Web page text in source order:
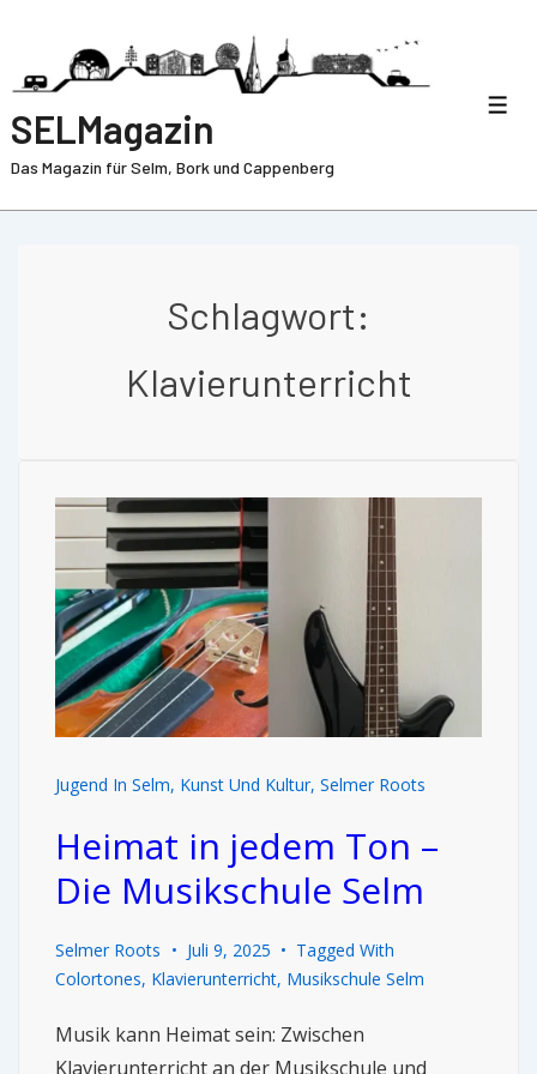
SELMagazin
Das Magazin für Selm, Bork und Cappenberg
Schlagwort:
Klavierunterricht
Jugend In Selm, Kunst Und Kultur, Selmer Roots
Heimat in jedem Ton –
Die Musikschule Selm
Selmer Roots Juli 9, 2025
Tagged With
Colortones, Klavierunterricht, Musikschule Selm
Musik kann Heimat sein: Zwischen
Klavierunterricht an der Musikschule und